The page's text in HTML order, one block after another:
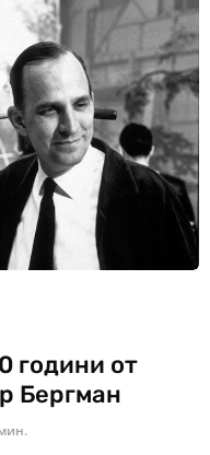
години от
Бергман